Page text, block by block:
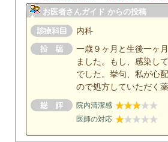
お医者さんガイド からの投稿
内科
一歳９ヶ月と生後一ヶ
ました。もし、感染し
でした。挙句、私が心
ので処方していただく
院内清潔感
医師の対応